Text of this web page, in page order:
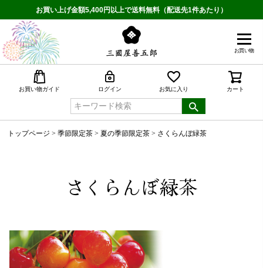
お買い上げ金額5,400円以上で送料無料（配送先1件あたり）
お買い物
お買い物ガイド ログイン お気に入り カート
トップページ 季節限定茶 夏の季節限定茶 さくらんぼ緑茶
さくらんぼ緑茶